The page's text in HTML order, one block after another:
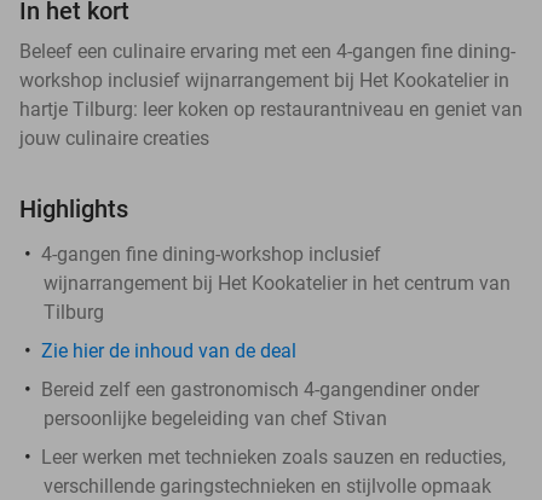
In het kort
Beleef een culinaire ervaring met een 4-gangen fine dining-
workshop inclusief wijnarrangement bij Het Kookatelier in
hartje Tilburg: leer koken op restaurantniveau en geniet van
jouw culinaire creaties
Highlights
4-gangen fine dining-workshop inclusief
wijnarrangement bij Het Kookatelier in het centrum van
Tilburg
Zie hier de inhoud van de deal
Bereid zelf een gastronomisch 4-gangendiner onder
persoonlijke begeleiding van chef Stivan
Leer werken met technieken zoals sauzen en reducties,
verschillende garingstechnieken en stijlvolle opmaak